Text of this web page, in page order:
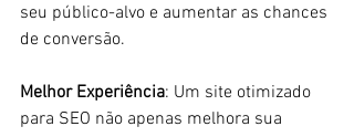
seu público-alvo e aumentar as chances
de conversão.
Melhor Experiência: Um site otimizado
para SEO não apenas melhora sua